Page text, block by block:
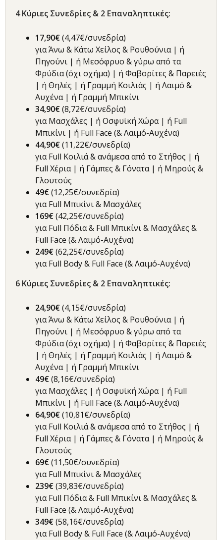
4 Κύριες Συνεδρίες & 2 Επαναληπτικές:
17,90€(4,47€/συνεδρία)
για Άνω & Κάτω Χείλος & Ρουθούνια | ή
Πηγούνι | ή Μεσόφρυο & γύρω από τα
Φρύδια (όχι σχήμα) | ή Φαβορίτες & Παρειές
| ή Θηλές | ή Γραμμή Κοιλιάς | ή Λαιμό &
Αυχένα | ή Γραμμή Μπικίνι
34,90€(8,72€/συνεδρία)
για Μασχάλες | ή Οσφυϊκή Χώρα | ή Full
Μπικίνι | ή Full Face (& Λαιμό-Αυχένα)
44,90€(11,22€/συνεδρία)
για Full Κοιλιά & ανάμεσα από το Στήθος | ή
Full Χέρια | ή Γάμπες & Γόνατα | ή Μηρούς &
Γλουτούς
49€(12,25€/συνεδρία)
για Full Μπικίνι & Μασχάλες
169€(42,25€/συνεδρία)
για Full Πόδια & Full Μπικίνι & Μασχάλες &
Full Face (& Λαιμό-Αυχένα)
249€(62,25€/συνεδρία)
για Full Body & Full Face (& Λαιμό-Αυχένα)
6 Κύριες Συνεδρίες & 2 Επαναληπτικές:
24,90€(4,15€/συνεδρία)
για Άνω & Κάτω Χείλος & Ρουθούνια | ή
Πηγούνι | ή Μεσόφρυο & γύρω από τα
Φρύδια (όχι σχήμα) | ή Φαβορίτες & Παρειές
| ή Θηλές | ή Γραμμή Κοιλιάς | ή Λαιμό &
Αυχένα | ή Γραμμή Μπικίνι
49€(8,16€/συνεδρία)
για Μασχάλες | ή Οσφυϊκή Χώρα | ή Full
Μπικίνι | ή Full Face (& Λαιμό-Αυχένα)
64,90€(10,81€/συνεδρία)
για Full Κοιλιά & ανάμεσα από το Στήθος | ή
Full Χέρια | ή Γάμπες & Γόνατα | ή Μηρούς &
Γλουτούς
69€(11,50€/συνεδρία)
για Full Μπικίνι & Μασχάλες
239€(39,83€/συνεδρία)
για Full Πόδια & Full Μπικίνι & Μασχάλες &
Full Face (& Λαιμό-Αυχένα)
349€(58,16€/συνεδρία)
για Full Body & Full Face (& Λαιμό-Αυχένα)